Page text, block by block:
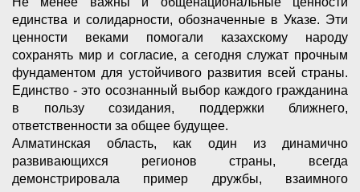
единства и солидарности, обозначенные в Указе. Эти
ценности веками помогали казахскому народу
сохранять мир и согласие, а сегодня служат прочным
фундаментом для устойчивого развития всей страны.
Единство - это осознанный выбор каждого гражданина
в пользу созидания, поддержки ближнего,
ответственности за общее будущее.
Алматинская область, как один из динамично
развивающихся регионов страны, всегда
демонстрировала пример дружбы, взаимного